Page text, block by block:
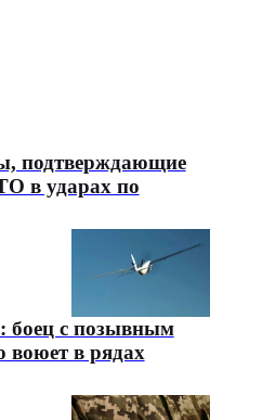
подтверждающие
в ударах по
боец с позывным
воюет в рядах